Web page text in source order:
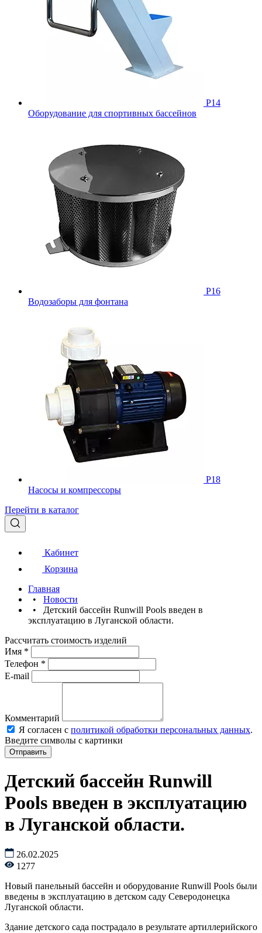
Р14
Оборудование для спортивных бассейнов
Р16
Водозаборы для фонтана
Р18
Насосы и компрессоры
Перейти в каталог
Кабинет
Корзина
Главная
• Новости
• Детский бассейн Runwill Pools введен в
эксплуатацию в Луганской области.
Рассчитать стоимость изделий
Имя *
Телефон *
E-mail
Комментарий
Я согласен с политикой обработки персональных данных.
Введите символы с картинки
Детский бассейн Runwill
Pools введен в эксплуатацию
в Луганской области.
26.02.2025
1277
Новый панельный бассейн и оборудование Runwill Pools были
введены в эксплуатацию в детском саду Северодонецка
Луганской области.
Здание детского сада пострадало в результате артиллерийского